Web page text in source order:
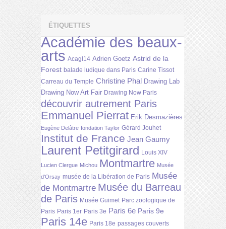
ÉTIQUETTES
Académie des beaux-
arts Acagl14 Adrien Goetz Astrid de la
Forest balade ludique dans Paris Carine Tissot
Carreau du Temple Christine Phal Drawing Lab
Drawing Now Art Fair Drawing Now Paris
découvrir autrement Paris
Emmanuel Pierrat Erik Desmazières
Eugène Delâtre fondation Taylor Gérard Jouhet
Institut de France Jean Gaumy
Laurent Petitgirard Louis XIV
Lucien Clergue Michou Montmartre Musée
d'Orsay musée de la Libération de Paris Musée
de Montmartre Musée du Barreau
de Paris Musée Guimet Parc zoologique de
Paris Paris 1er Paris 3e Paris 6e Paris 9e
Paris 14e Paris 18e passages couverts